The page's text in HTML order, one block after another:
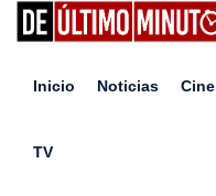
Inicio Noticias Cine
TV